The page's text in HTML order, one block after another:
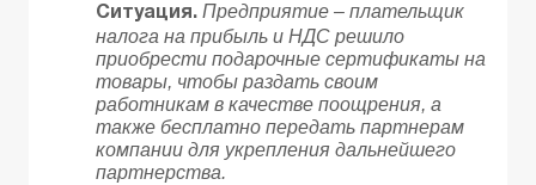
Ситуация. Предприятие – плательщик
налога на прибыль и НДС решило
приобрести подарочные сертификаты на
товары, чтобы раздать своим
работникам в качестве поощрения, а
также бесплатно передать партнерам
компании для укрепления дальнейшего
партнерства.